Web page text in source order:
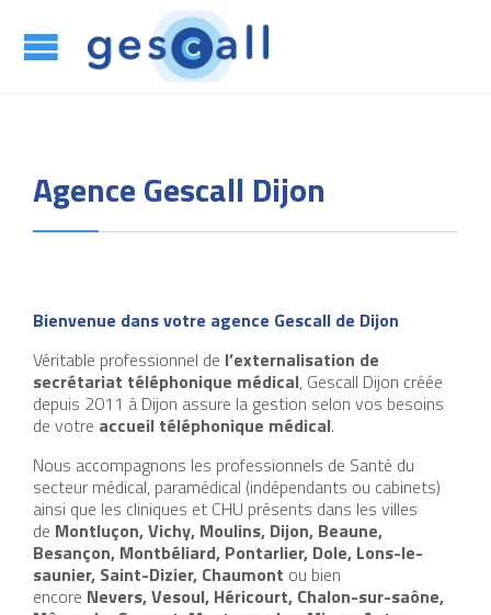
Agence Gescall Dijon
Bienvenue dans votre agence Gescall de Dijon
Véritable professionnel de l’externalisation de
secrétariat téléphonique médical, Gescall Dijon créée
depuis 2011 à Dijon assure la gestion selon vos besoins
de votre accueil téléphonique médical.
Nous accompagnons les professionnels de Santé du
secteur médical, paramédical (indépendants ou cabinets)
ainsi que les cliniques et CHU présents dans les villes
de Montluçon, Vichy, Moulins, Dijon, Beaune,
Besançon, Montbéliard, Pontarlier, Dole, Lons-le-
saunier, Saint-Dizier, Chaumont ou bien
encore Nevers, Vesoul, Héricourt, Chalon-sur-saône,